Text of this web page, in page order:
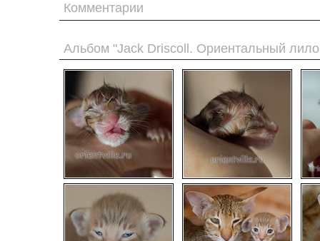
Комментарии
Альбом "Jack Driscoll. Ориентальный